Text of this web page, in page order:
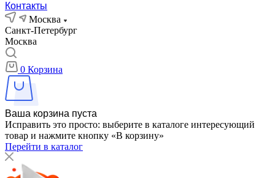
Контакты
Москва
Санкт-Петербург
Москва
0 Корзина
Ваша корзина пуста
Исправить это просто: выберите в каталоге интересующий
товар и нажмите кнопку «В корзину»
Перейти в каталог